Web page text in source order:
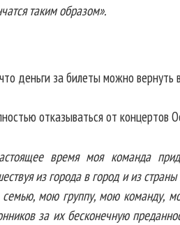
таким образом».
деньги за билеты можно вернуть
отказываться от концертов
время моя команда
из города в город и из
мою группу, мою команду,
за их бесконечную